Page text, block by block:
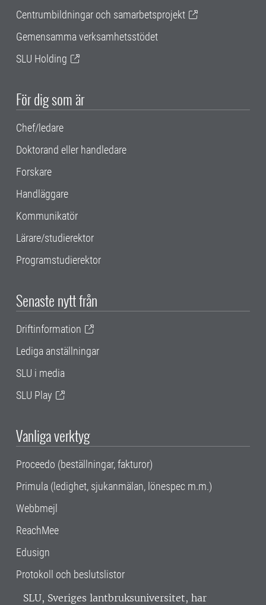
Centrumbildningar och samarbetsprojekt
Gemensamma verksamhetsstödet
SLU Holding
För dig som är
Chef/ledare
Doktorand eller handledare
Forskare
Handläggare
Kommunikatör
Lärare/studierektor
Programstudierektor
Senaste nytt från
Driftinformation
Lediga anställningar
SLU i media
SLU Play
Vanliga verktyg
Proceedo (beställningar, fakturor)
Primula (ledighet, sjukanmälan, lönespec m.m.)
Webbmejl
ReachMee
Edusign
Protokoll och beslutslistor
SLU, Sveriges lantbruksuniversitet, har